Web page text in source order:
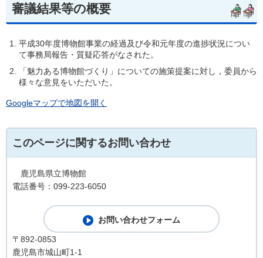
審議結果等の概要
平成30年度博物館事業の経過及び令和元年度の進捗状況につい
て事務局報告・質疑応答がなされた。
「魅力ある博物館づくり」についての施策提案に対し，委員から
様々な意見をいただいた。
Googleマップで地図を開く
このページに関するお問い合わせ
鹿児島県立博物館
電話番号：099-223-6050
〒892-0853
鹿児島市城山町1-1